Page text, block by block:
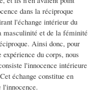
dans la réciproque
l'échange intérieur du
masculinité et de la féminité
Ainsi donc, pour
du corps, nous
l'innocence intérieure
échange constitue en
l'innocence.